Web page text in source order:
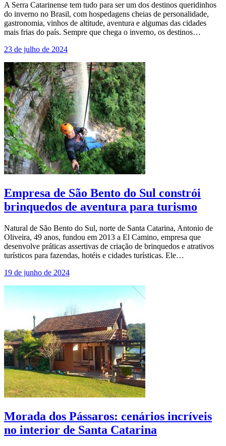
A Serra Catarinense tem tudo para ser um dos destinos queridinhos
do inverno no Brasil, com hospedagens cheias de personalidade,
gastronomia, vinhos de altitude, aventura e algumas das cidades
mais frias do país. Sempre que chega o inverno, os destinos…
23 de julho de 2024
Empresa de São Bento do Sul constrói
brinquedos de aventura para turismo
Natural de São Bento do Sul, norte de Santa Catarina, Antonio de
Oliveira, 49 anos, fundou em 2013 a El Camino, empresa que
desenvolve práticas assertivas de criação de brinquedos e atrativos
turísticos para fazendas, hotéis e cidades turísticas. Ele…
19 de junho de 2024
Morada dos Pássaros: cenários incríveis
no interior de Santa Catarina